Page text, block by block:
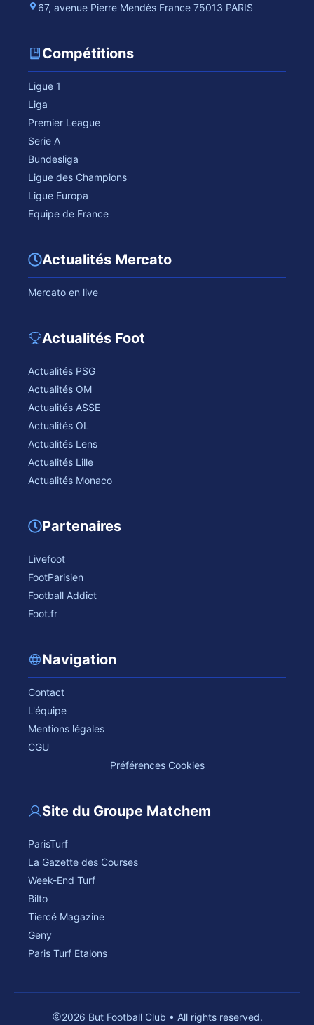
67, avenue Pierre Mendès France 75013 PARIS
Compétitions
Ligue 1
Liga
Premier League
Serie A
Bundesliga
Ligue des Champions
Ligue Europa
Equipe de France
Actualités Mercato
Mercato en live
Actualités Foot
Actualités PSG
Actualités OM
Actualités ASSE
Actualités OL
Actualités Lens
Actualités Lille
Actualités Monaco
Partenaires
Livefoot
FootParisien
Football Addict
Foot.fr
Navigation
Contact
L'équipe
Mentions légales
CGU
Préférences Cookies
Site du Groupe Matchem
ParisTurf
La Gazette des Courses
Week-End Turf
Bilto
Tiercé Magazine
Geny
Paris Turf Etalons
2026 But Football Club • All rights reserved.